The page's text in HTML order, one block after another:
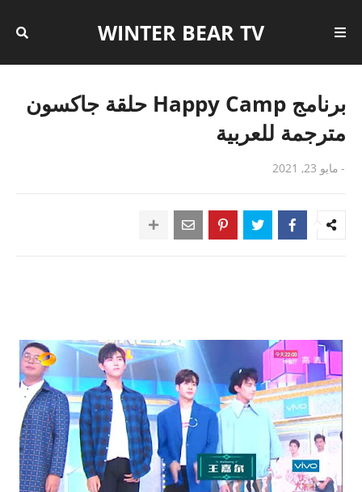
WINTER BEAR TV
برنامج Happy Camp حلقة جاكسون
مترجمة للعربية
- مايو 23, 2021